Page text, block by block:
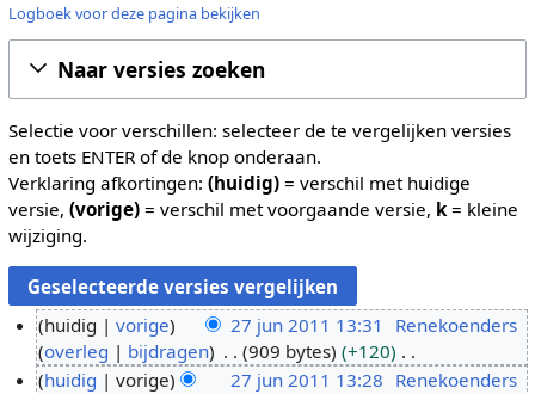
Logboek voor deze pagina bekijken
Naar versies zoeken
Selectie voor verschillen: selecteer de te vergelijken versies
en toets ENTER of de knop onderaan.
Verklaring afkortingen: (huidig)= verschil met huidige
versie, (vorige)= verschil met voorgaande versie, k= kleine
wijziging.
7
huidig vorige 27 jun 2011 13:31
Renekoenders
overleg
bijdragen 909 bytes
+120
Ghuidig vorige 27 jun 2011 13:28 Renekoenders